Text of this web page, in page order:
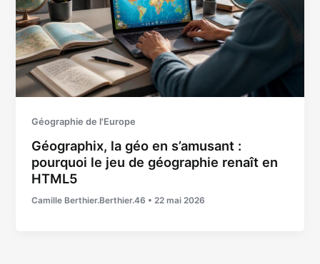
Géographie de l'Europe
Géographix, la géo en s’amusant :
pourquoi le jeu de géographie renaît en
HTML5
Camille Berthier.Berthier.46 •22 mai 2026